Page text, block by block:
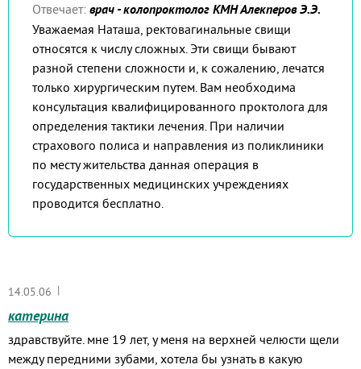
Отвечает: врач - колопроктолог КМН Алекперов Э.Э.
Уважаемая Наташа, ректовагинальные свищи
относятся к числу сложных. Эти свищи бывают
разной степени сложности и, к сожалению, лечатся
только хирургическим путем. Вам необходима
консультация квалифицированного проктолога для
определения тактики лечения. При наличии
страхового полиса и направления из поликлиники
по месту жительства данная операция в
государственных медицинских учреждениях
проводится бесплатно.
14.05.06 |
катерина
здравствуйте. мне 19 лет, у меня на верхней челюсти щели
между передними зубами, хотела бы узнать в какую